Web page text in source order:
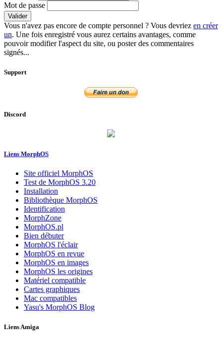
Mot de passe
Valider
Vous n'avez pas encore de compte personnel ? Vous devriez en créer
un. Une fois enregistré vous aurez certains avantages, comme
pouvoir modifier l'aspect du site, ou poster des commentaires
signés...
Support
Discord
Liens MorphOS
Site officiel MorphOS
Test de MorphOS 3.20
Installation
Bibliothèque MorphOS
Identification
MorphZone
MorphOS.pl
Bien débuter
MorphOS l'éclair
MorphOS en revue
MorphOS en images
MorphOS les origines
Matériel compatible
Cartes graphiques
Mac compatibles
Yasu's MorphOS Blog
Liens Amiga